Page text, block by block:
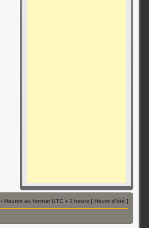
• Heures au format UTC + 1 heure [ Heure d’été ]